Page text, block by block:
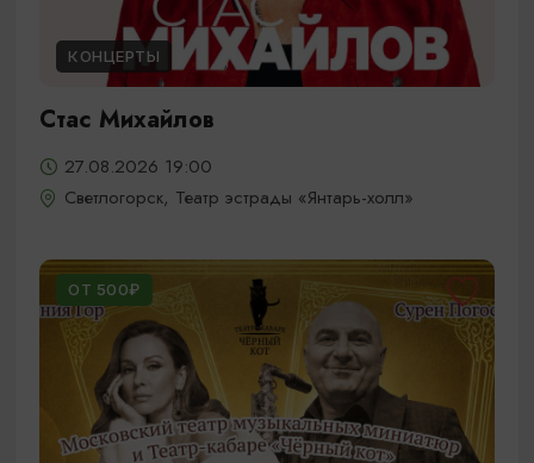
КОНЦЕРТЫ
Стас Михайлов
27.08.2026 19:00
Светлогорск, Театр эстрады «Янтарь-холл»
ОТ 500₽